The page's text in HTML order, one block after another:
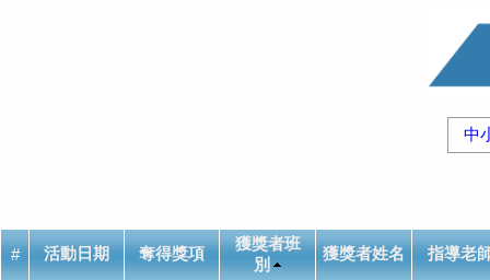
中
# 活動日期 奪得獎項
獲獎者班
別
獲獎者姓名 指導老